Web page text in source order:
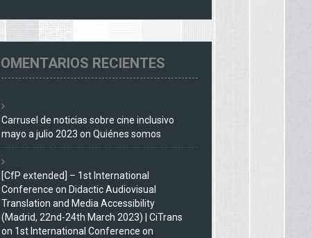
RECIENTES
Carrusel de noticias sobre cine inclusivo
mayo a julio 2023 on Quiénes somos
[CfP extended] – 1st International
Conference on Didactic Audiovisual
Translation and Media Accessibility
(Madrid, 22nd-24th March 2023) | CiTrans
on 1st International Conference on